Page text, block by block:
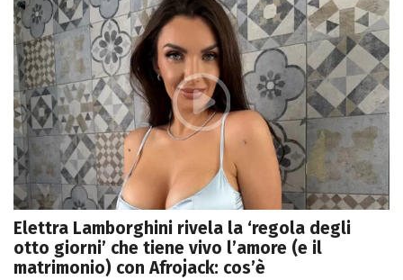
Elettra Lamborghini rivela la ‘regola degli
otto giorni’ che tiene vivo l’amore (e il
matrimonio) con Afrojack: cos’è